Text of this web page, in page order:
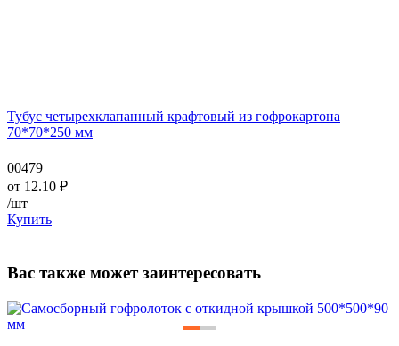
Тубус четырехклапанный крафтовый из гофрокартона
70*70*250 мм
00479
от 12.10 ₽
/шт
Купить
Вас также может заинтересовать
——